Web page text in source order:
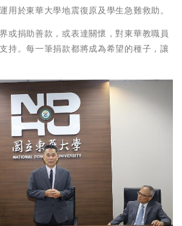
用於東華大學地震復原及學生急難救助。
或捐助善款，或表達關懷，對東華教職員
持。每一筆捐款都將成為希望的種子，讓